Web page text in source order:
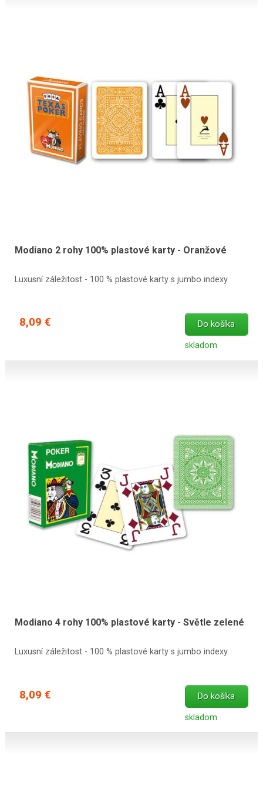
Modiano 2 rohy 100% plastové karty - Oranžové
Luxusní záležitost - 100 % plastové karty s jumbo indexy.
8,09 € Do košíka
skladom
Modiano 4 rohy 100% plastové karty - Světle zelené
Luxusní záležitost - 100 % plastové karty s jumbo indexy.
8,09 € Do košíka
skladom